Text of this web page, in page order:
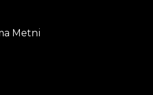
Metni